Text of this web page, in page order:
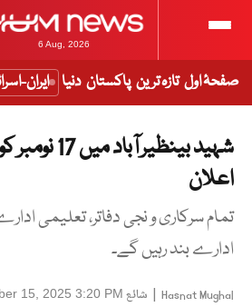
6 Aug, 2026
صفحۂ اول تازہ ترین پاکستان دنیا ایران-
شہید بینظیر
اعلان
تمام سرکاری و نجی دفاتر، تعلیمی
ادارے بند رہیں گے۔
Hasnat Mughal
| شائع 15, 2025 3:20 PM